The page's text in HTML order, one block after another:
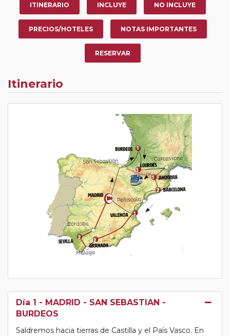
ITINERARIO INCLUYE NO INCLUYE
PRECIOS/HOTELES NOTAS IMPORTANTES
RESERVAR
Itinerario
Día 1 - MADRID - SAN SEBASTIAN -
BURDEOS
Saldremos hacia tierras de Castilla y el País Vasco. En